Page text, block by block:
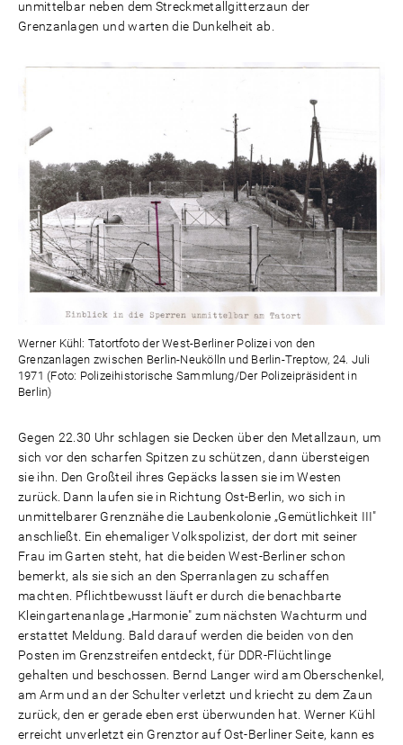
unmittelbar neben dem Streckmetallgitterzaun der
Grenzanlagen und warten die Dunkelheit ab.
Werner Kühl: Tatortfoto der West-Berliner Polizei von den
Grenzanlagen zwischen Berlin-Neukölln und Berlin-Treptow, 24. Juli
1971 (Foto: Polizeihistorische Sammlung/Der Polizeipräsident in
Berlin)
Gegen 22.30 Uhr schlagen sie Decken über den Metallzaun, um
sich vor den scharfen Spitzen zu schützen, dann übersteigen
sie ihn. Den Großteil ihres Gepäcks lassen sie im Westen
zurück. Dann laufen sie in Richtung Ost-Berlin, wo sich in
unmittelbarer Grenznähe die Laubenkolonie „Gemütlichkeit III"
anschließt. Ein ehemaliger Volkspolizist, der dort mit seiner
Frau im Garten steht, hat die beiden West-Berliner schon
bemerkt, als sie sich an den Sperranlagen zu schaffen
machten. Pflichtbewusst läuft er durch die benachbarte
Kleingartenanlage „Harmonie" zum nächsten Wachturm und
erstattet Meldung. Bald darauf werden die beiden von den
Posten im Grenzstreifen entdeckt, für DDR-Flüchtlinge
gehalten und beschossen. Bernd Langer wird am Oberschenkel,
am Arm und an der Schulter verletzt und kriecht zu dem Zaun
zurück, den er gerade eben erst überwunden hat. Werner Kühl
erreicht unverletzt ein Grenztor auf Ost-Berliner Seite, kann es